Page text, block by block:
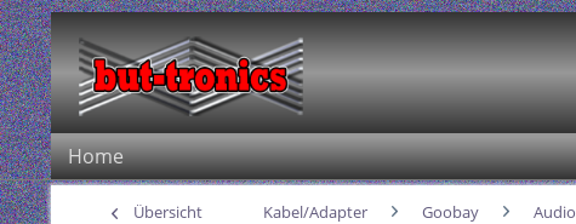
Home
Übersicht Kabel/Adapter Goobay Audio